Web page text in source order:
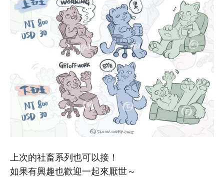
上次的社畜系列也可以接！
如果有興趣也歡迎一起來厭世～